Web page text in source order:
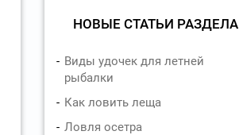
НОВЫЕ СТАТЬИ РАЗДЕЛА
Виды удочек для летней
рыбалки
Как ловить леща
Ловля осетра